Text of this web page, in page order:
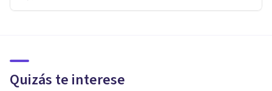
Quizás te interese